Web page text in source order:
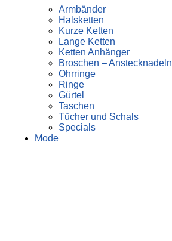
Armbänder
Halsketten
Kurze Ketten
Lange Ketten
Ketten Anhänger
Broschen – Anstecknadeln
Ohrringe
Ringe
Gürtel
Taschen
Tücher und Schals
Specials
Mode